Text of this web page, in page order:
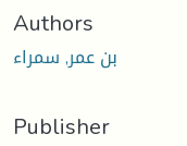
Authors
بن عمر, سمراء
Publisher